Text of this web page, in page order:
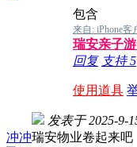
包含
来自: iPhone客
瑞安亲子
回复 支持5
使用道具
冲冲
发表于 2025-9-
瑞安物业卷起来吧